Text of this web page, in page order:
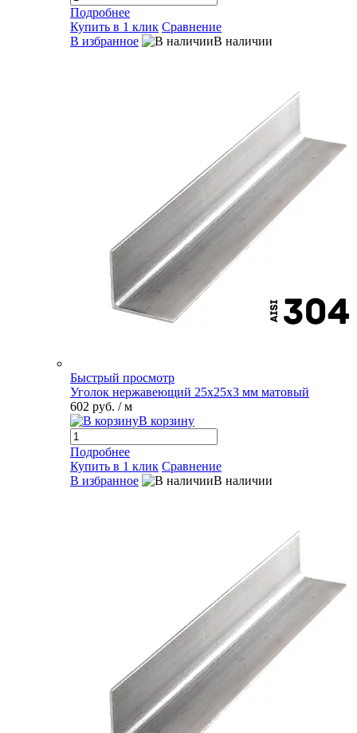
Подробнее
Купить в 1 клик Сравнение
В избранное
В наличии
Быстрый просмотр
Уголок нержавеющий 25х25х3 мм матовый
602 руб. / м
В корзину
Подробнее
Купить в 1 клик Сравнение
В избранное
В наличии